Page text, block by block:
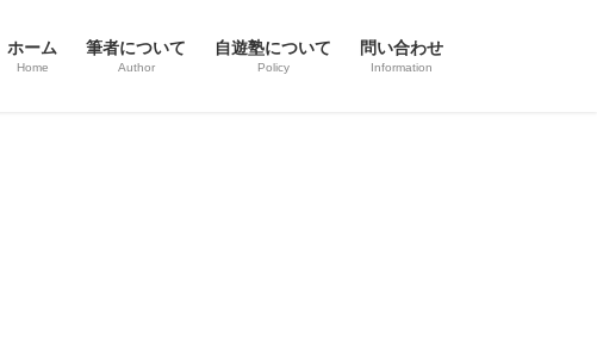
ホーム
Home
筆者について
Author
自遊塾について
Policy
問い合わせ
Information